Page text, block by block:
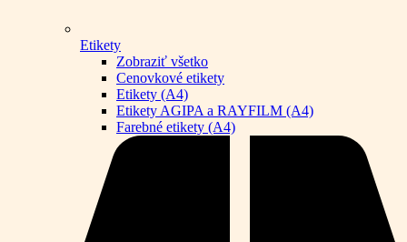
Etikety
Zobraziť všetko
Cenovkové etikety
Etikety (A4)
Etikety AGIPA a RAYFILM (A4)
Farebné etikety (A4)